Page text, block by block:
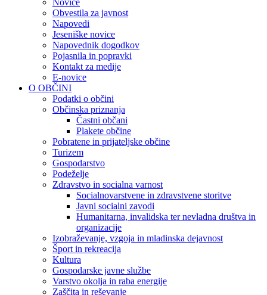
Obvestila za javnost
Napovedi
Jeseniške novice
Napovednik dogodkov
Pojasnila in popravki
Kontakt za medije
E-novice
O OBČINI
Podatki o občini
Občinska priznanja
Častni občani
Plakete občine
Pobratene in prijateljske občine
Turizem
Gospodarstvo
Podeželje
Zdravstvo in socialna varnost
Socialnovarstvene in zdravstvene storitve
Javni socialni zavodi
Humanitarna, invalidska ter nevladna društva in
organizacije
Izobraževanje, vzgoja in mladinska dejavnost
Šport in rekreacija
Kultura
Gospodarske javne službe
Varstvo okolja in raba energije
Zaščita in reševanje